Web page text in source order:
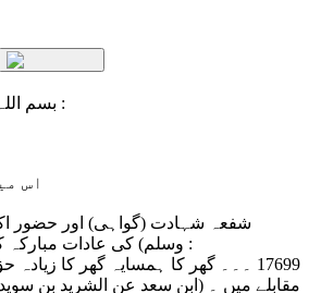
পরিচ্ছেদঃ بسم اللہ الرحمن الرحیم :
اس
شفعہ شہادت (گواہی) اور حضور
وسلم) کی عادات مبارکہ کتاب الشفعۃ من الاقوال :
17699 ۔۔۔ گھر کا ہمسایہ گھر کا
مقابلے میں ۔ (ابن سعد عن الشرید بن